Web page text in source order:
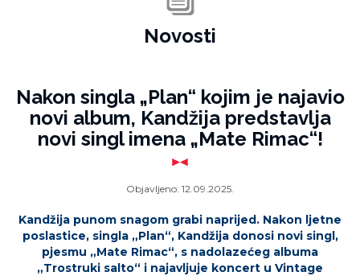
Novosti
Nakon singla „Plan“ kojim je najavio
novi album, Kandžija predstavlja
novi singl imena „Mate Rimac“!
Objavljeno: 12.09.2025.
Kandžija punom snagom grabi naprijed. Nakon ljetne
poslastice, singla „Plan“, Kandžija donosi novi singl,
pjesmu „Mate Rimac“, s nadolazećeg albuma
„Trostruki salto“ i najavljuje koncert u Vintage